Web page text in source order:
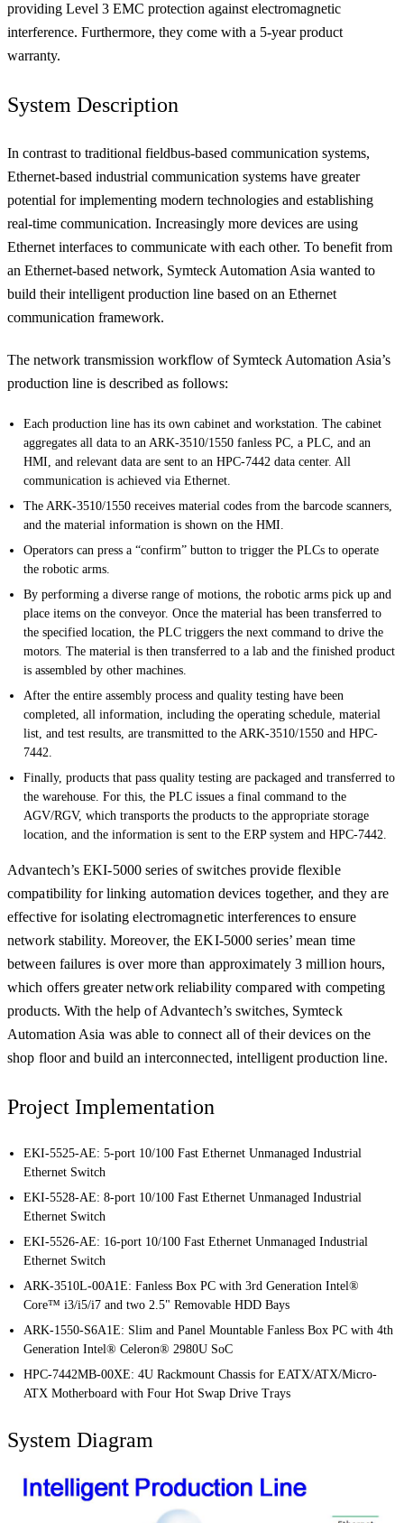
providing Level 3 EMC protection against electromagnetic
interference. Furthermore, they come with a 5-year product
warranty.
System Description
In contrast to traditional fieldbus-based communication systems,
Ethernet-based industrial communication systems have greater
potential for implementing modern technologies and establishing
real-time communication. Increasingly more devices are using
Ethernet interfaces to communicate with each other. To benefit from
an Ethernet-based network, Symteck Automation Asia wanted to
build their intelligent production line based on an Ethernet
communication framework.
The network transmission workflow of Symteck Automation Asia’s
production line is described as follows:
Each production line has its own cabinet and workstation. The cabinet
aggregates all data to an ARK-3510/1550 fanless PC, a PLC, and an
HMI, and relevant data are sent to an HPC-7442 data center. All
communication is achieved via Ethernet.
The ARK-3510/1550 receives material codes from the barcode scanners,
and the material information is shown on the HMI.
Operators can press a “confirm” button to trigger the PLCs to operate
the robotic arms.
By performing a diverse range of motions, the robotic arms pick up and
place items on the conveyor. Once the material has been transferred to
the specified location, the PLC triggers the next command to drive the
motors. The material is then transferred to a lab and the finished product
is assembled by other machines.
After the entire assembly process and quality testing have been
completed, all information, including the operating schedule, material
list, and test results, are transmitted to the ARK-3510/1550 and HPC-
7442.
Finally, products that pass quality testing are packaged and transferred to
the warehouse. For this, the PLC issues a final command to the
AGV/RGV, which transports the products to the appropriate storage
location, and the information is sent to the ERP system and HPC-7442.
Advantech’s EKI-5000 series of switches provide flexible
compatibility for linking automation devices together, and they are
effective for isolating electromagnetic interferences to ensure
network stability. Moreover, the EKI-5000 series’ mean time
between failures is over more than approximately 3 million hours,
which offers greater network reliability compared with competing
products. With the help of Advantech’s switches, Symteck
Automation Asia was able to connect all of their devices on the
shop floor and build an interconnected, intelligent production line.
Project Implementation
EKI-5525-AE: 5-port 10/100 Fast Ethernet Unmanaged Industrial
Ethernet Switch
EKI-5528-AE: 8-port 10/100 Fast Ethernet Unmanaged Industrial
Ethernet Switch
EKI-5526-AE: 16-port 10/100 Fast Ethernet Unmanaged Industrial
Ethernet Switch
ARK-3510L-00A1E: Fanless Box PC with 3rd Generation Intel®
Core™ i3/i5/i7 and two 2.5" Removable HDD Bays
ARK-1550-S6A1E: Slim and Panel Mountable Fanless Box PC with 4th
Generation Intel® Celeron® 2980U SoC
HPC-7442MB-00XE: 4U Rackmount Chassis for EATX/ATX/Micro-
ATX Motherboard with Four Hot Swap Drive Trays
System Diagram